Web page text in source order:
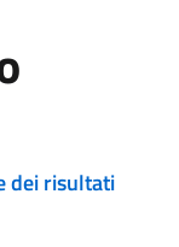
dei risultati